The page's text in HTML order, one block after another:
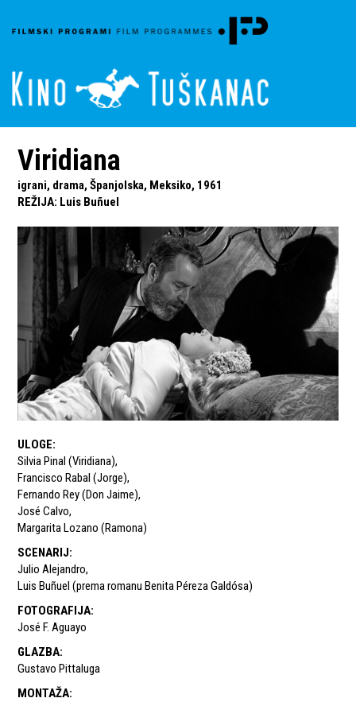
Viridiana
igrani, drama, Španjolska, Meksiko, 1961
REŽIJA: Luis Buñuel
ULOGE:
Silvia Pinal (Viridiana),
Francisco Rabal (Jorge),
Fernando Rey (Don Jaime),
José Calvo,
Margarita Lozano (Ramona)
SCENARIJ:
Julio Alejandro,
Luis Buñuel (prema romanu Benita Péreza Galdósa)
FOTOGRAFIJA:
José F. Aguayo
GLAZBA:
Gustavo Pittaluga
MONTAŽA: